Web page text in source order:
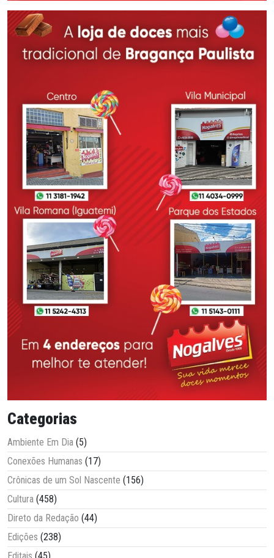
Categorias
Ambiente Em Dia (5)
Conexões Humanas (17)
Crônicas de um Sol Nascente (156)
Cultura (458)
Direto da Redação (44)
Edições (238)